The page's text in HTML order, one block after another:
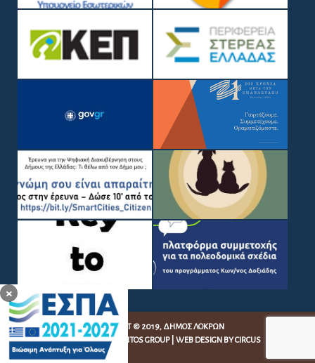
×
COPYRIGHT © 2019, ΔΉΜΟΣ ΛΟΚΡΏΝ
WEB DEVELOPMENT BY
EGRITOS GROUP| WEB DESIGN BY CIRCUS
DESIGN STUDIO